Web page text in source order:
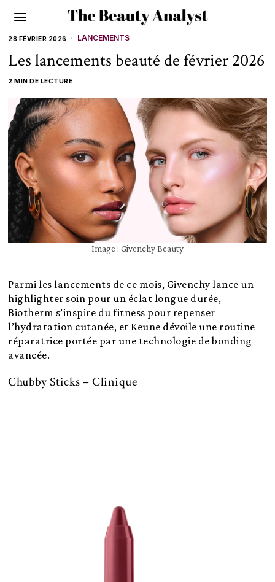
28 FÉVRIER 2026 LANCEMENTS
Les lancements beauté de février 2026
2 MIN DE LECTURE
Image : Givenchy Beauty
Parmi les lancements de ce mois, Givenchy lance un
highlighter soin pour un éclat longue durée,
Biotherm s’inspire du fitness pour repenser
l’hydratation cutanée, et Keune dévoile une routine
réparatrice portée par une technologie de bonding
avancée.
Chubby Sticks – Clinique